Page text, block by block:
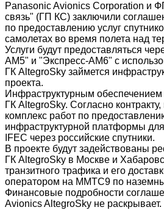
Panasonic Avionics Corporation и
связь" (ГП КС) заключили
по предоставлению услуг
самолетах во время полета над
Услуги будут предоставляться
АМ5" и "Экспресс-АМ6" с
ГК AltegroSky займется
проекта.
Инфраструктурным обеспечением
ГК AltegroSky. Согласно
комплекс работ по
инфраструктурной платформы
IFEC через российские спутники.
В проекте будут задействованы
ГК AltegroSky в Москве и
транзитного трафика и его
оператором на ММТС9 по
Финансовые подробности
Avionics AltegroSky не раскрывает.